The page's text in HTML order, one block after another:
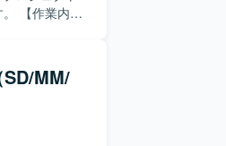
スの整理
BC）導入や
ドいただき
PM/PMOと
SD/MM/